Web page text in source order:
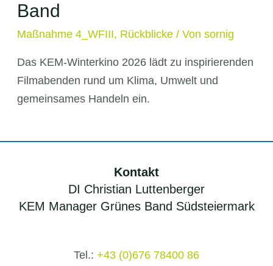
Band
Maßnahme 4_WFIII, Rückblicke/ Von sornig
Das KEM-Winterkino 2026 lädt zu inspirierenden
Filmabenden rund um Klima, Umwelt und
gemeinsames Handeln ein.
Kontakt
DI Christian Luttenberger
KEM Manager Grünes Band Südsteiermark
Tel.: +43 (0)676 78400 86